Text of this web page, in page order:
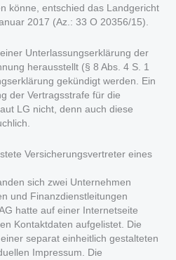
könne, entschied das Landgericht
2017 (Az.: 33 O 20356/15).
Unterlassungserklärung der
herausstellt (§ 8 Abs. 4 S. 1
gekündigt werden. Ein
der Vertragsstrafe für die
LG nicht, denn auch diese
Versicherungsvertreter eines
sich zwei Unternehmen
und Finanzdienstleitungen
hatte auf einer Internetseite
Kontaktdaten aufgelistet. Die
separat einheitlich gestalteten
Impressum. Die